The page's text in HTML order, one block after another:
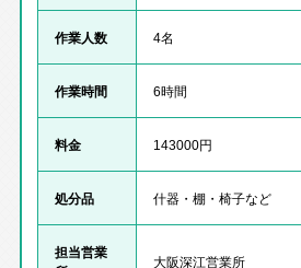
作業人数 4名
作業時間 6時間
料金 143000円
処分品 什器・棚・椅子など
担当営業
大阪深江営業所